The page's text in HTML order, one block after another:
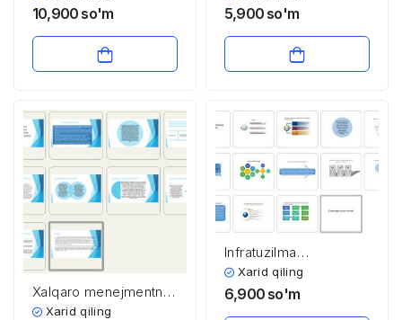
raqobatning o’rni, roli,
10,900 so'm
oshirish iqtisodiy
5,900 so'm
Xalqaro menejmentni
rivojlantirish instituti
Xarid qiling
Infratuzilma
shakllanishining xorijiy
tajribalari
Xarid qiling
6,900 so'm